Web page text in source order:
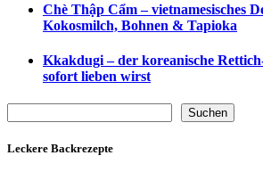
Chè Thập Cẩm – vietnamesisches
Kokosmilch, Bohnen & Tapioka
Kkakdugi – der koreanische
sofort lieben wirst
Suchen
Leckere Backrezepte